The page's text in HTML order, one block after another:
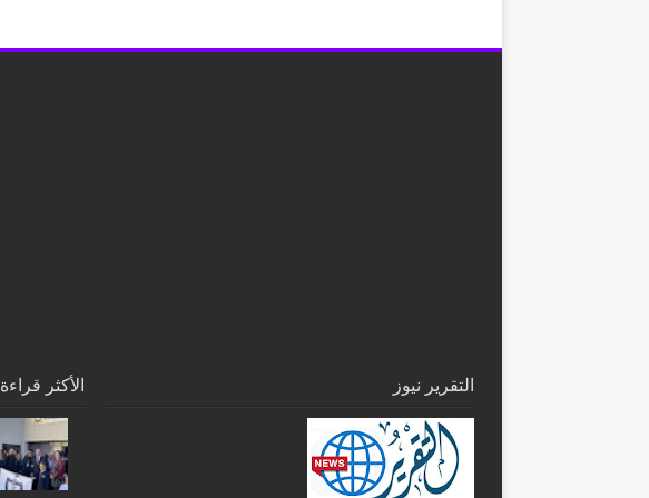
التقرير نيوز الأكثر قراءة